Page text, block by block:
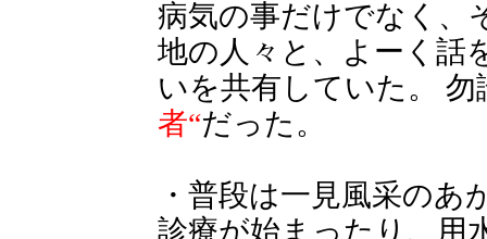
病気の事だけでなく、
地の人々と、よーく話
いを共有していた。
者“だった。
・普段は一見風采の
診療が始まったり、用